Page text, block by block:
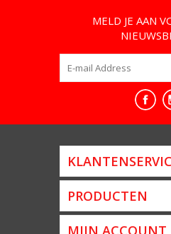
MELD JE AAN
PRODUCTEN
MIJN ACCOUNT